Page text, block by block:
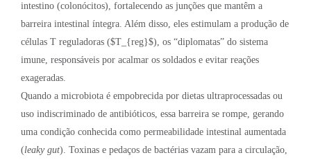
intestino (colonócitos), fortalecendo as junções que mantêm a
barreira intestinal íntegra. Além disso, eles estimulam a produção de
células T reguladoras ($T_{reg}$), os “diplomatas” do sistema
imune, responsáveis por acalmar os soldados e evitar reações
exageradas.
Quando a microbiota é empobrecida por dietas ultraprocessadas ou
uso indiscriminado de antibióticos, essa barreira se rompe, gerando
uma condição conhecida como permeabilidade intestinal aumentada
(leaky gut). Toxinas e pedaços de bactérias vazam para a circulação,